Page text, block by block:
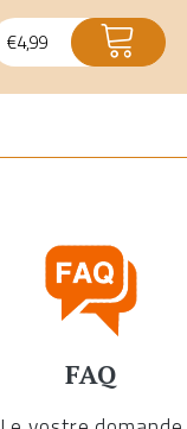
€4,99
FAQ